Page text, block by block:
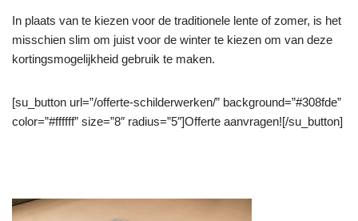
In plaats van te kiezen voor de traditionele lente of zomer, is het
misschien slim om juist voor de winter te kiezen om van deze
kortingsmogelijkheid gebruik te maken.
[su_button url=”/offerte-schilderwerken/” background=”#308fde”
color=”#ffffff” size=”8″ radius=”5″]Offerte aanvragen![/su_button]